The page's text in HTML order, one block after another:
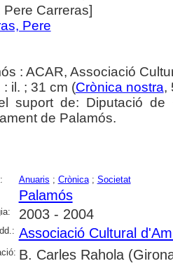
Pere Carreras]
Pere
: ACAR, Associació
: il. ; 31 cm (Crònica nostra,
suport de: Diputació de
de Palamós.
Anuaris ; Crònica; Societat
Palamós
2003 - 2004
Associació Cultural
B. Carles Rahola